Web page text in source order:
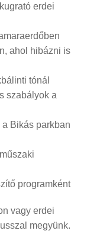
erdei
ahol hibázni is
tónál
szabályok a
Bikás parkban
programként
vagy erdei
megyünk.